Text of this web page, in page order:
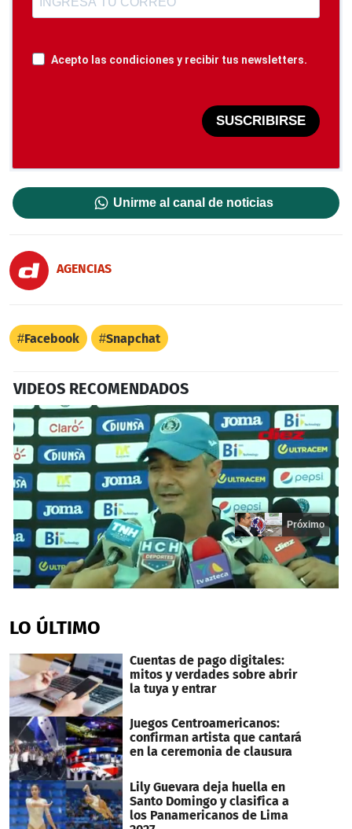
Acepto las condiciones y recibir tus newsletters.
SUSCRIBIRSE
Unirme al canal de noticias
AGENCIAS
Facebook Snapchat
VIDEOS RECOMENDADOS
of
17
Próximo
LO ÚLTIMO
Cuentas de pago digitales:
mitos y verdades sobre abrir
la tuya y entrar
Juegos Centroamericanos:
confirman artista que cantará
en la ceremonia de clausura
Lily Guevara deja huella en
Santo Domingo y clasifica a
los Panamericanos de Lima